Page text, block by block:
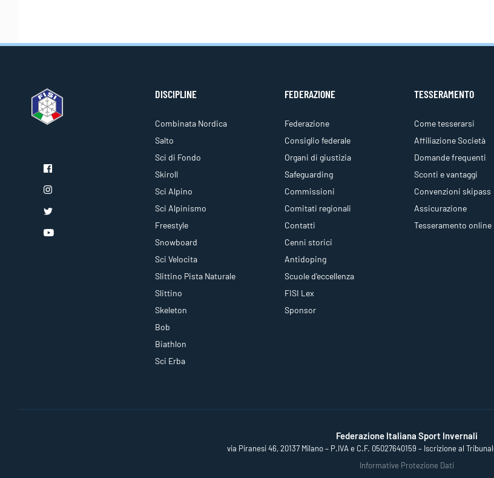
DISCIPLINE
Combinata Nordica
Salto
Sci di Fondo
Skiroll
Sci Alpino
Sci Alpinismo
Freestyle
Snowboard
Sci Velocita
Slittino Pista Naturale
Slittino
Skeleton
Bob
Biathlon
Sci Erba
FEDERAZIONE
Federazione
Consiglio federale
Organi di giustizia
Safeguarding
Commissioni
Comitati regionali
Contatti
Cenni storici
Antidoping
Scuole d'eccellenza
FISI Lex
Sponsor
TESSERAMENTO
Come tesserarsi
Affiliazione Società
Domande frequenti
Sconti e vantaggi
Convenzioni skipass
Assicurazione
Tesseramento online
Federazione Italiana Sport Invernali
via Piranesi 46, 20137 Milano – P.IVA e C.F. 05027640159 – Iscrizione al
Informative Protezione Dati